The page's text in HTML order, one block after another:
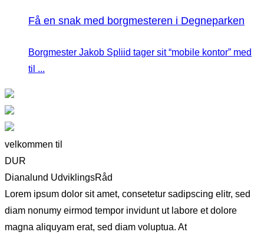
Få en snak med borgmesteren i Degneparken
Borgmester Jakob Spliid tager sit “mobile kontor” med
til ...
velkommen til
DUR
Dianalund UdviklingsRåd
Lorem ipsum dolor sit amet, consetetur sadipscing elitr, sed
diam nonumy eirmod tempor invidunt ut labore et dolore
magna aliquyam erat, sed diam voluptua. At